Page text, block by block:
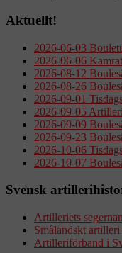
Aktuellt!
2026-06-03
2026-06-06
2026-08-12
2026-08-26
2026-09-01
2026-09-05
2026-09-09
2026-09-23
2026-10-06
2026-10-07
Svensk
Artilleriets
Småländskt
Artilleriförband i